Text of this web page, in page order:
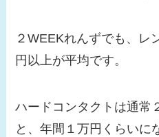
２WEEKれんずでも、レ
円以上が平均です。
ハードコンタクトは通常
と、年間１万円くらいに